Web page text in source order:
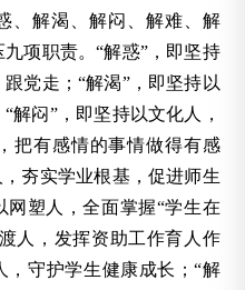
、解渴、解闷、解难、解
项职责。“解惑”，即坚持
党走；“解渴”，即坚持以
解闷”，即坚持以文化人，
把有感情的事情做得有感
夯实学业根基，促进师生
网塑人，全面掌握“学生在
人，发挥资助工作育人作
，守护学生健康成长；“解